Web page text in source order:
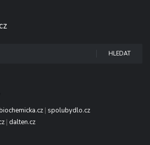
HLEDAT
| spolubydlo.cz
| dalten.cz